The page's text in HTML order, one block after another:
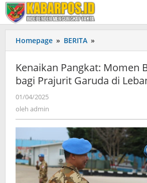
Lewati
ke
konten
Homepage » BERITA »
Pangkat:
Bersejarah
bagi
Selatan
Kenaikan Pangkat: Momen
bagi Prajurit Garuda di
01/04/2025
oleh admin